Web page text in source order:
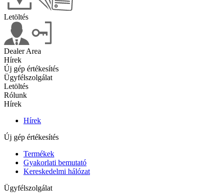
Letöltés
Dealer Area
Hírek
Új gép értékesítés
Ügyfélszolgálat
Letöltés
Rólunk
Hírek
Hírek
Új gép értékesítés
Termékek
Gyakorlati bemutató
Kereskedelmi hálózat
Ügyfélszolgálat